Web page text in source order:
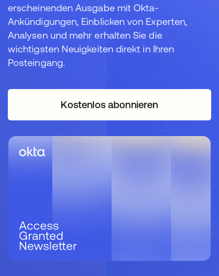
erscheinenden Ausgabe mit Okta-
Ankündigungen, Einblicken von Experten,
Analysen und mehr erhalten Sie die
wichtigsten Neuigkeiten direkt in Ihren
Posteingang.
Kostenlos abonnieren
wird in einer neuen